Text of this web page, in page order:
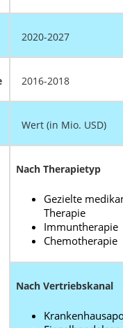
2020-2027
2016-2018
Wert (in Mio. USD)
Nach Therapietyp
Gezielte
Therapie
Immuntherapie
Chemotherapie
Nach Vertriebskanal